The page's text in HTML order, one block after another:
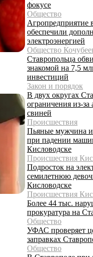
фокусе
Общество
Агропредприятие
обеспечили
электроэнергией
Общество
Ставропольца
знакомой на 7,5
инвестиций
Закон и порядок
В двух округах
ограничения из-
свиней
Происшествия
Пьяные мужчина
при падении
Кисловодске
Происшествия
Подросток на
семилетнюю
Кисловодске
Происшествия
Более 44 тыс.
прокуратура на
Общество
УФАС проверяет
заправках
Общество